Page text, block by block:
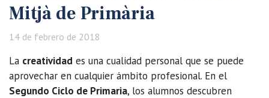
Mitjà de Primària
14 de febrero de 2018
La creatividad es una cualidad personal que se puede
aprovechar en cualquier ámbito profesional. En el
Segundo Ciclo de Primaria, los alumnos descubren